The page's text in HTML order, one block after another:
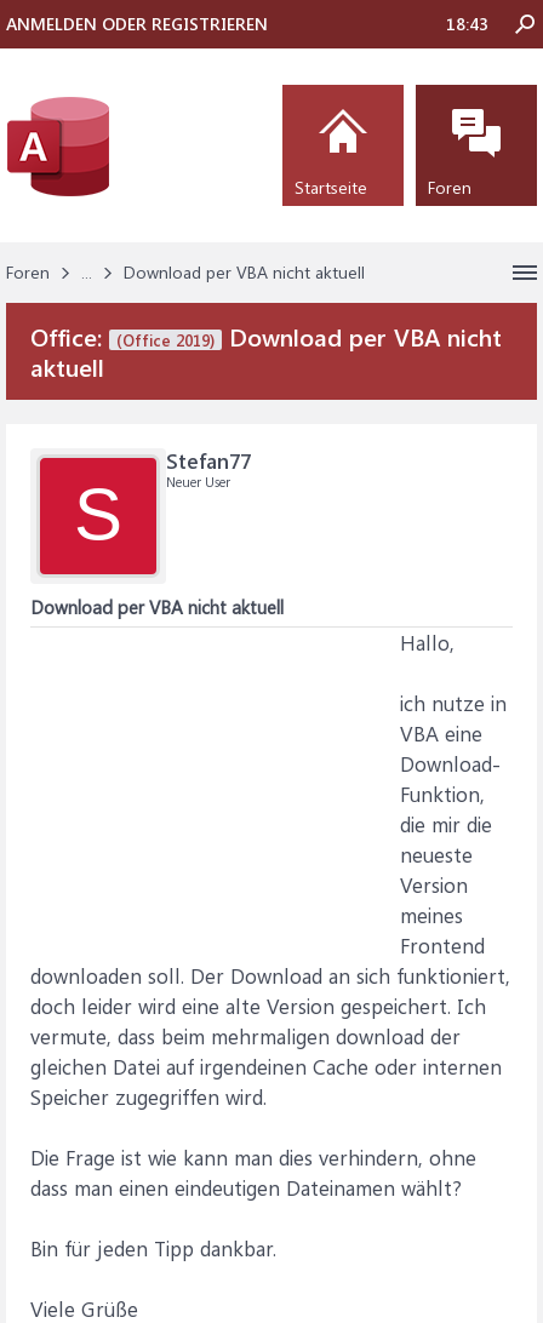
Foren ... Download per VBA nicht aktuell
Office: (Office 2019)
Download per VBA nicht
aktuell
S
Stefan77
Neuer User
Download per VBA nicht aktuell
Hallo,
ich nutze in
VBA eine
Download-
Funktion,
die mir die
neueste
Version
meines
Frontend
downloaden soll. Der Download an sich funktioniert,
doch leider wird eine alte Version gespeichert. Ich
vermute, dass beim mehrmaligen download der
gleichen Datei auf irgendeinen Cache oder internen
Speicher zugegriffen wird.
Die Frage ist wie kann man dies verhindern, ohne
dass man einen eindeutigen Dateinamen wählt?
Bin für jeden Tipp dankbar.
Viele Grüße
ANMELDEN ODER REGISTRIEREN 18:43
Startseite Foren